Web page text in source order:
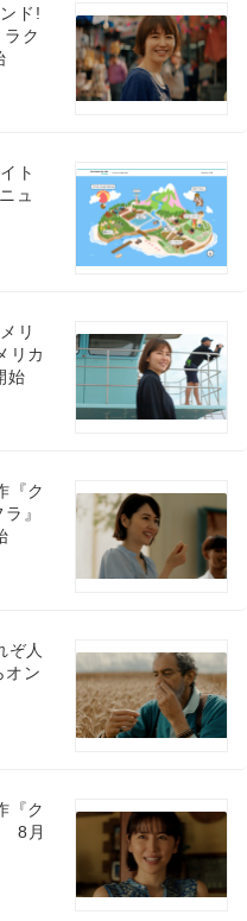
ド!
ク
ト
ュ
リ
リカ
始
『ク
』
ぞ人
ン
『ク
8月